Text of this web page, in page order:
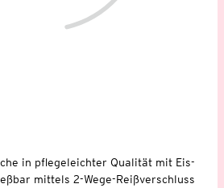
in pflegeleichter Qualität mit Eis-
mittels 2-Wege-Reißverschluss